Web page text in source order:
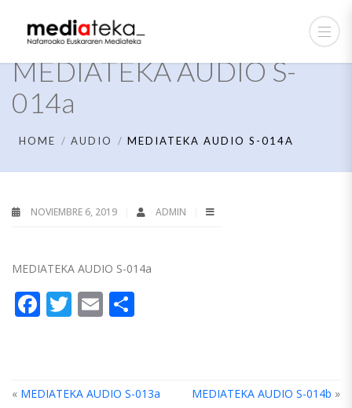
MEDIATEKA AUDIO S-
014a
HOME AUDIO MEDIATEKA AUDIO S-014A
NOVIEMBRE 6, 2019 ADMIN
MEDIATEKA AUDIO S-014a
Facebook
Twitter
Email
« MEDIATEKA AUDIO S-013a MEDIATEKA AUDIO S-014b »